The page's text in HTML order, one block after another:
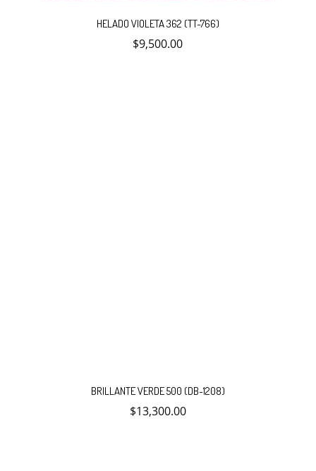
HELADO VIOLETA 362 (TT-766)
$9,500.00
BRILLANTE VERDE 500 (DB-1208)
$13,300.00